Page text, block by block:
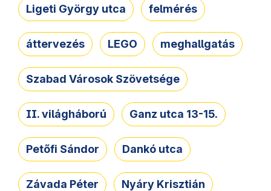
Ligeti György utca felmérés
áttervezés LEGO meghallgatás
Szabad Városok Szövetsége
II. világháború Ganz utca 13-15.
Petőfi Sándor Dankó utca
Závada Péter Nyáry Krisztián